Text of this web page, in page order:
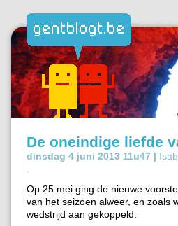
De oneindige liefde
dinsdag 4 juni 2013 11u47 |
Op 25 mei ging de nieuwe
van het seizoen alweer, en zoals
wedstrijd aan gekoppeld.